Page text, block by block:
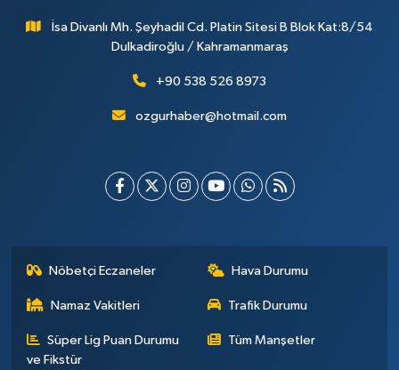
İsa Divanlı Mh. Şeyhadil Cd. Platin Sitesi B Blok Kat:8/54
Dulkadiroğlu / Kahramanmaraş
+90 538 526 8973
ozgurhaber@hotmail.com
Nöbetçi Eczaneler Hava Durumu
Namaz Vakitleri Trafik Durumu
Süper Lig Puan Durumu
ve Fikstür
Tüm Manşetler